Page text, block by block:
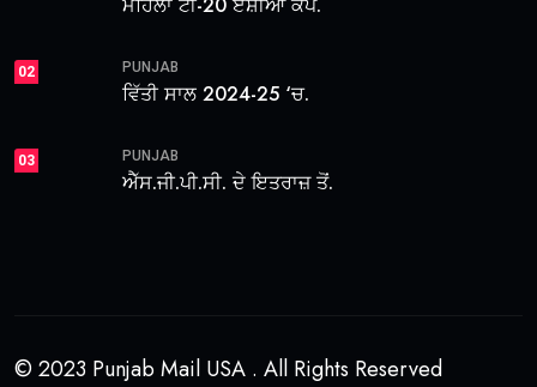
ਮਹਿਲਾ ਟੀ-20 ਏਸ਼ੀਆ ਕੱਪ.
02 PUNJAB
ਵਿੱਤੀ ਸਾਲ 2024-25 ‘ਚ.
03 PUNJAB
ਐੱਸ.ਜੀ.ਪੀ.ਸੀ. ਦੇ ਇਤਰਾਜ਼ ਤੋਂ.
© 2023 Punjab Mail USA . All Rights Reserved